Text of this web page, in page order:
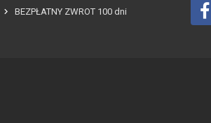
BEZPŁATNY ZWROT 100 dni